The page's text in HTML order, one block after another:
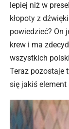
lepiej niż w
kłopoty z
powiedzieć? On
krew i ma
wszystkich
Teraz pozostaje
się jakiś element